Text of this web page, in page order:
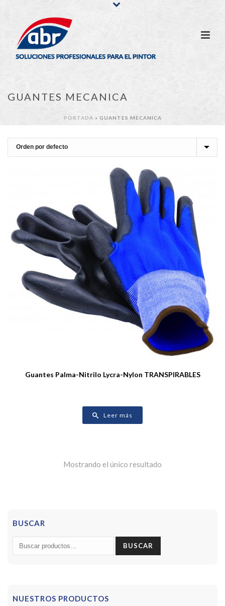
GUANTES MECANICA
PORTADA » GUANTES MECANICA
Guantes Palma-Nitrilo Lycra-Nylon TRANSPIRABLES
Leer más
Mostrando el único resultado
BUSCAR
Buscar
por:
BUSCAR
NUESTROS PRODUCTOS